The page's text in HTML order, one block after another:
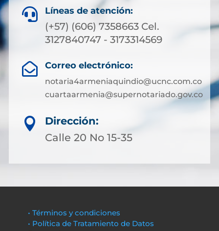
 Líneas de atención:
(+57) (606) 7358663 Cel.
3127840747 - 3173314569
 Correo electrónico:
notaria4armeniaquindio@ucnc.com.co
cuartaarmenia@supernotariado.gov.co

Dirección:
Calle 20 No 15-35
• Términos y condiciones
• Política de Tratamiento de Datos